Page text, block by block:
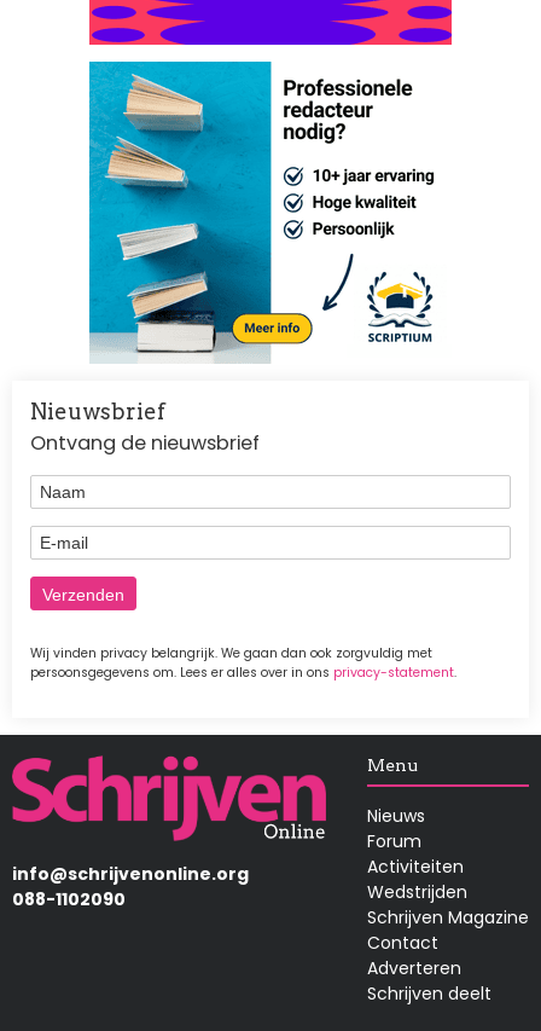
Nieuwsbrief
Ontvang de nieuwsbrief
Naam
E-mail
Wij vinden privacy belangrijk. We gaan dan ook zorgvuldig met
persoonsgegevens om. Lees er alles over in ons privacy-statement.
Afbeelding
info@schrijvenonline.org
088-1102090
Menu
Nieuws
Forum
Activiteiten
Wedstrijden
Schrijven Magazine
Contact
Adverteren
Schrijven deelt